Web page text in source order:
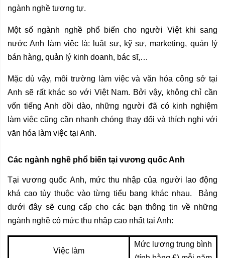
ngành nghề tương tự.
Một số ngành nghề phổ biến cho người Việt khi sang
nước Anh làm việc là: luật sư, kỹ sư, marketing, quản lý
bán hàng, quản lý kinh doanh, bác sĩ,…
Mặc dù vậy, môi trường làm việc và văn hóa công sở tại
Anh sẽ rất khác so với Việt Nam. Bởi vậy, không chỉ cần
vốn tiếng Anh dồi dào, những người đã có kinh nghiệm
làm việc cũng cần nhanh chóng thay đổi và thích nghi với
văn hóa làm việc tại Anh.
Các ngành nghề phổ biến tại vương quốc Anh
Tại vương quốc Anh, mức thu nhập của người lao động
khá cao tùy thuộc vào từng tiểu bang khác nhau. Bảng
dưới đây sẽ cung cấp cho các bạn thông tin về những
ngành nghề có mức thu nhập cao nhất tại Anh:
Việc làm
Mức lương trung bình